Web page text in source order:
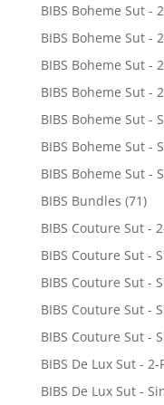
BIBS Boheme Sut -
BIBS Boheme Sut -
BIBS Boheme Sut -
BIBS Boheme Sut -
BIBS Boheme Sut -
BIBS Boheme Sut -
BIBS Boheme Sut -
BIBS Bundles (71)
BIBS Couture Sut -
BIBS Couture Sut -
BIBS Couture Sut -
BIBS Couture Sut -
BIBS Couture Sut -
BIBS De Lux Sut -
BIBS De Lux Sut -